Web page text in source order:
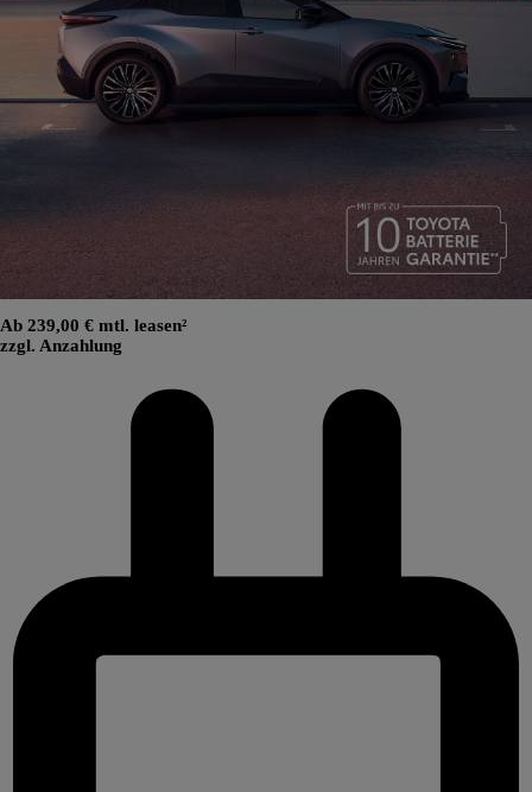
Ab 239,00 € mtl. leasen²
zzgl. Anzahlung